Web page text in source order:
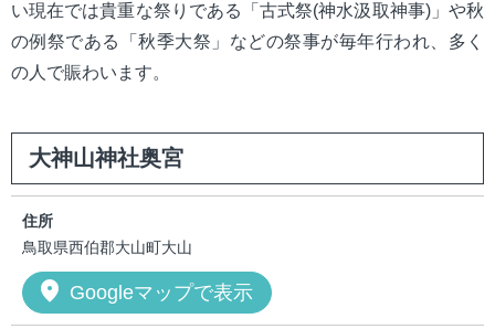
い現在では貴重な祭りである「古式祭(神水汲取神事)」や秋
の例祭である「秋季大祭」などの祭事が毎年行われ、多く
の人で賑わいます。
大神山神社奥宮
住所
鳥取県西伯郡大山町大山
location_on Googleマップで表示